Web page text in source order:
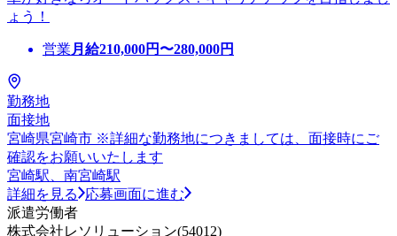
ょう！
営業 月給210,000円〜280,000円
勤務地
面接地
宮崎県宮崎市 ※詳細な勤務地につきましては、面接時にご
確認をお願いいたします
宮崎駅、南宮崎駅
詳細を見る
応募画面に進む
派遣労働者
株式会社レソリューション(54012)